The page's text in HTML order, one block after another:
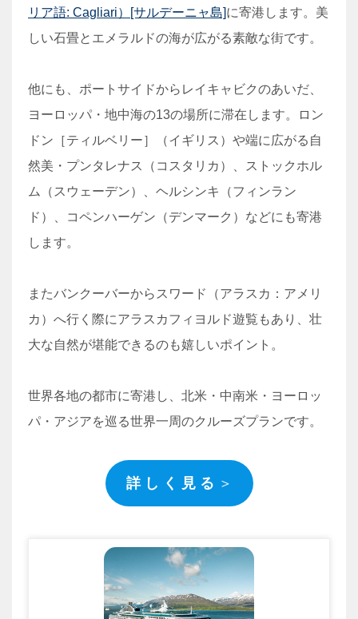
リア語: Cagliari）[サルデーニャ島]に寄港します。美
しい石畳とエメラルドの海が広がる素敵な街です。
他にも、ポートサイドからレイキャビクのあいだ、
ヨーロッパ・地中海の13の場所に滞在します。ロン
ドン［ティルベリー］（イギリス）や端に広がる自
然美・プンタレナス（コスタリカ）、ストックホル
ム（スウェーデン）、ヘルシンキ（フィンラン
ド）、コペンハーゲン（デンマーク）などにも寄港
します。
またバンクーバーからスワード（アラスカ：アメリ
カ）へ行く際にアラスカフィヨルド遊覧もあり、壮
大な自然が堪能できるのも嬉しいポイント。
世界各地の都市に寄港し、北米・中南米・ヨーロッ
パ・アジアを巡る世界一周のクルーズプランです。
詳 し く 見 る ＞